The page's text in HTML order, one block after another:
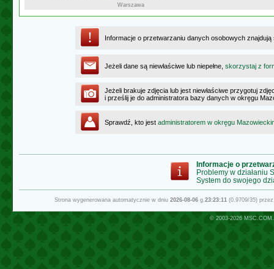
Warszawa
Informacje o przetwarzaniu danych osobowych
Jeżeli dane są niewłaściwe lub niepełne, skorzystaj z
Jeżeli brakuje zdjęcia lub jest niewłaściwe przygotuj
i prześlij je do administratora bazy danych w okręgu
Sprawdź, kto jest administratorem w okręgu
Informacje o
Problemy w działaniu
System do swojego
Strona wygenerowana automatycznie w dniu 2026-08-06g.23:23:11(0.9709/35)
© 2003-2026